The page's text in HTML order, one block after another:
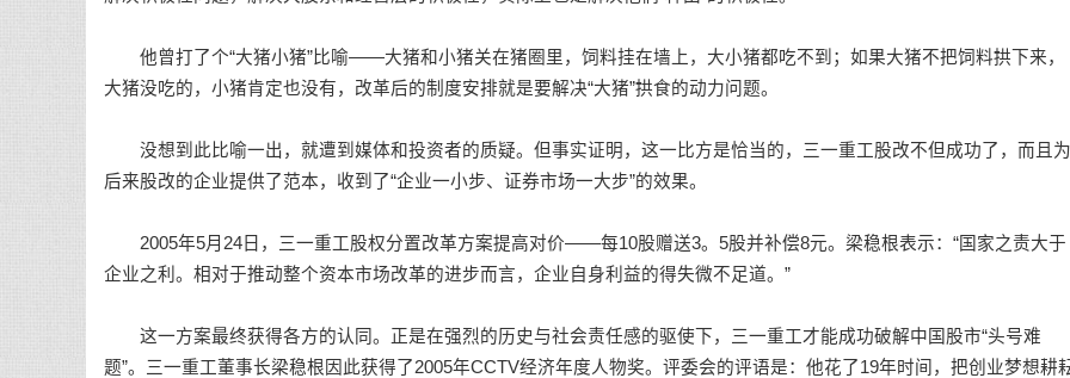
他曾打了个“大猪小猪”比喻——大猪和小猪关在猪圈里，饲料挂在墙上，大小猪都吃不到；如果大猪不把饲料拱下来，
大猪没吃的，小猪肯定也没有，改革后的制度安排就是要解决“大猪”拱食的动力问题。
没想到此比喻一出，就遭到媒体和投资者的质疑。但事实证明，这一比方是恰当的，三一重工股改不但成功了，而且为
后来股改的企业提供了范本，收到了“企业一小步、证券市场一大步”的效果。
2005年5月24日，三一重工股权分置改革方案提高对价——每10股赠送3。5股并补偿8元。梁稳根表示：“国家之责大于
企业之利。相对于推动整个资本市场改革的进步而言，企业自身利益的得失微不足道。”
这一方案最终获得各方的认同。正是在强烈的历史与社会责任感的驱使下，三一重工才能成功破解中国股市“头号难
题”。三一重工董事长梁稳根因此获得了2005年CCTV经济年度人物奖。评委会的评语是：他花了19年时间，把创业梦想耕